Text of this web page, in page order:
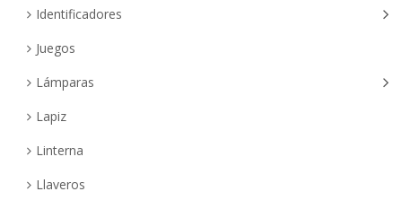
Identificadores
Juegos
Lámparas
Lapiz
Linterna
Llaveros